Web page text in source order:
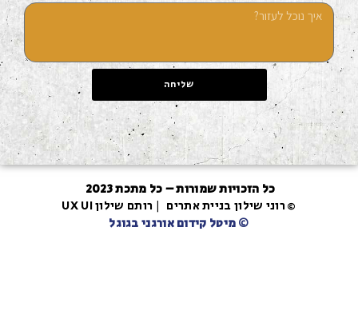
שליחה
כל הזכויות שמורות – כל מתכת 2023
רוני שילון בניית אתרים | רותם שילון UX UI
מיטל קידום אורגני בגוגל